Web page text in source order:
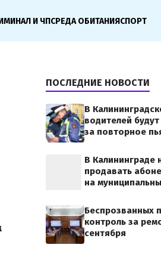
И ЧПСРЕДА ОБИТАНИЯСПОРТ
ПОСЛЕДНИЕ НОВОСТИ
В
водителей будут
за повторное
В Калининграде
продавать
на
Беспрозванных
контроль за
сентября